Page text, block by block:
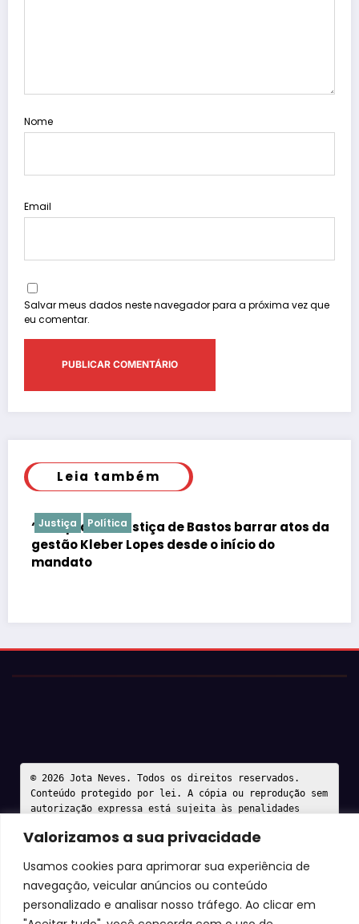
Valorizamos a sua privacidade
Usamos cookies para aprimorar sua experiência de
navegação, veicular anúncios ou conteúdo
personalizado e analisar nosso tráfego. Ao clicar em
Nome
Email
Salvar meus dados neste navegador para a próxima vez que
eu comentar.
Leia também
barrar atos da
início do
Justiça Polícia